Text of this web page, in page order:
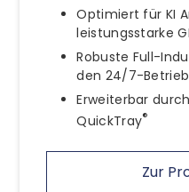
Optimiert für KI
leistungsstarke
Robuste Full-
den 24/7-Betrieb
Erweiterbar
QuickTray®
Zur